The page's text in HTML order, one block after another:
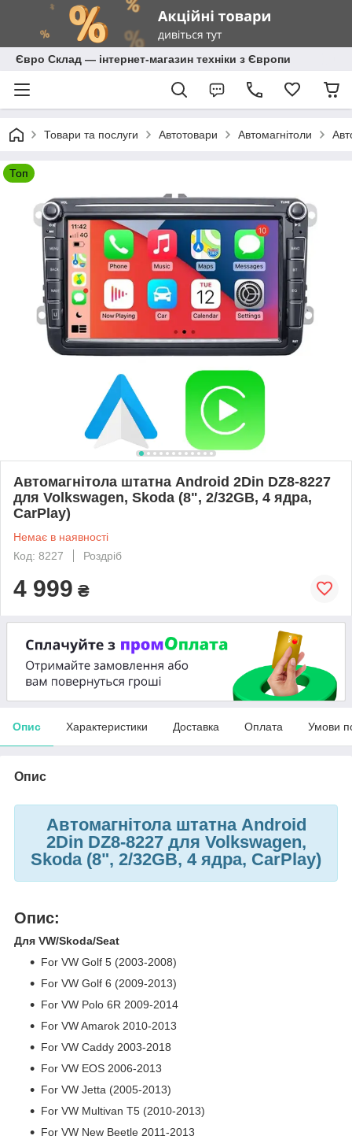
Євро Склад — інтернет-магазин техніки з Європи
Товари та послуги Автотовари Автомагнітоли
Топ
Автомагнітола штатна Android 2Din DZ8-8227
для Volkswagen, Skoda (8", 2/32GB, 4 ядра,
CarPlay)
Немає в наявності
Код: 8227
Роздріб
4 999 ₴
Опис Характеристики Доставка Оплата Умови
Опис
Автомагнітола штатна Android
2Din DZ8-8227 для Volkswagen,
Skoda (8", 2/32GB, 4 ядра, CarPlay)
Опис:
Для VW/Skoda/Seat
For VW Golf 5 (2003-2008)
For VW Golf 6 (2009-2013)
For VW Polo 6R 2009-2014
For VW Amarok 2010-2013
For VW Caddy 2003-2018
For VW EOS 2006-2013
For VW Jetta (2005-2013)
For VW Multivan T5 (2010-2013)
For VW New Beetle 2011-2013